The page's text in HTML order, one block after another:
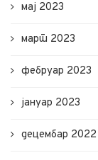
мај 2023
март 2023
фебруар 2023
јануар 2023
децембар 2022